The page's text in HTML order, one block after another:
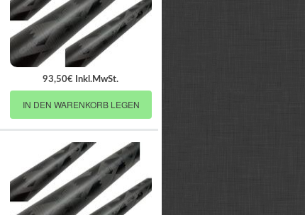
93,50€ Inkl.MwSt.
IN DEN WARENKORB LEGEN